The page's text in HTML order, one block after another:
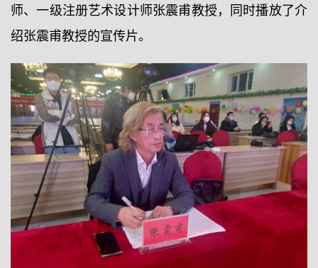
师、一级注册艺术设计师张震甫教授，同时播放了介
绍张震甫教授的宣传片。